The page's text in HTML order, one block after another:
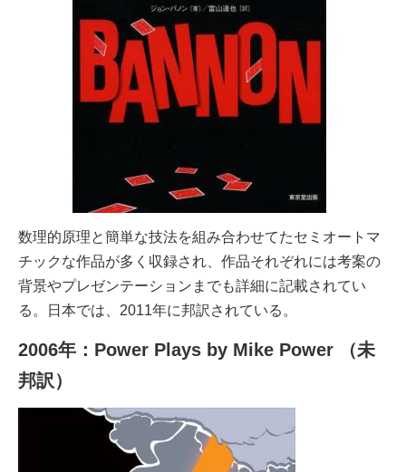
数理的原理と簡単な技法を組み合わせてたセミオートマ
チックな作品が多く収録され、作品それぞれには考案の
背景やプレゼンテーションまでも詳細に記載されてい
る。日本では、2011年に邦訳されている。
2006年：Power Plays by Mike Power （未
邦訳）